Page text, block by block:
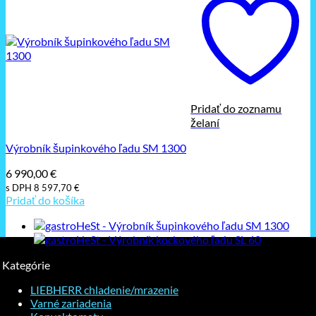
Pridať do zoznamu
želaní
Výrobník šupinkového ľadu SM 1300
6 990,00€
s DPH 8 597,70€
Pridať do košíka
Kategórie
LIEBHERR chladenie/mrazenie
Varné zariadenia